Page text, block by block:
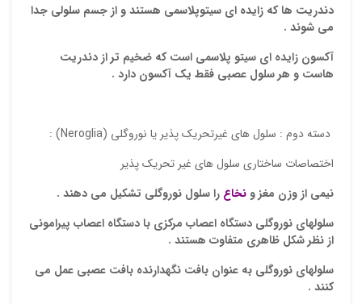
دندريت ها كه زايده اي سيتوپلاسمي هستند و از جسم سلولي جدا
مي شوند .
آكسون زايده اي سيتو پلاسمي است كه ضخيم تر از دندريت
هاست و هر سلول عصبي فقط يك آكسون دارد .
 دسته دوم : سلول هاي غيرتحريك پذير يا نوروگلي (Neroglia) :
اختصاصات ساختاري سلول هاي غير تحريك پذير
نيمي از وزن مغز و نخاع را سلول نوروگلي تشكيل مي دهند .
سلولهاي نوروگلي دستگاه اعصاب مركزي با دستگاه اعصاب پيراموني
از نظر شكل ظاهري متفاوت هستند .
سلولهاي نوروگلي به عنوان بافت نگهدارنده بافت عصبي عمل مي
كنند .